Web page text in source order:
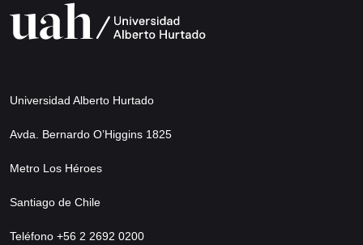
Universidad Alberto Hurtado
Avda. Bernardo O’Higgins 1825
Metro Los Héroes
Santiago de Chile
Teléfono +56 2 2692 0200